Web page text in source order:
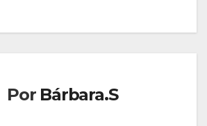
Por Bárbara.S